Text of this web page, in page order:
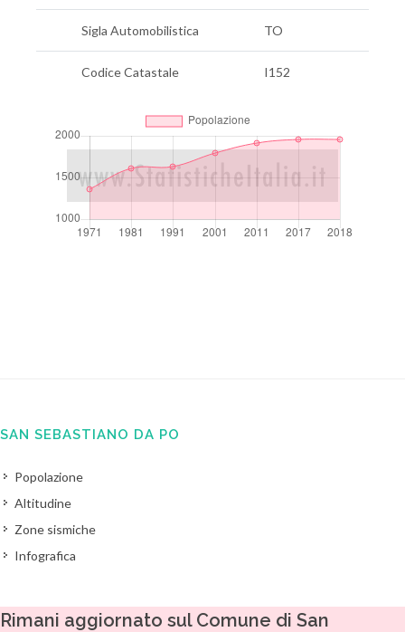
Sigla Automobilistica TO
Codice Catastale I152
SAN SEBASTIANO DA PO
Popolazione
Altitudine
Zone sismiche
Infografica
Rimani aggiornato sul Comune di San